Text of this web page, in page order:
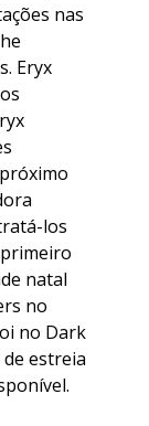
nas
Eryx
los
natal
no
no Dark
estreia